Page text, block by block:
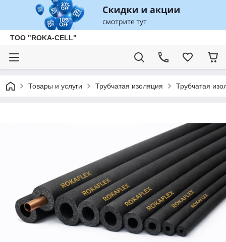
ТОО "ROKA-CELL"
Товары и услуги Трубчатая изоляция Трубчатая